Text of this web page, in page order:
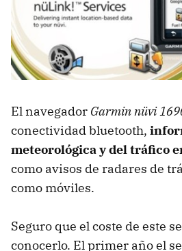
El navegador Garmin nüvi
conectividad bluetooth,
meteorológica y del tráfico
como avisos de radares de
como móviles.
Seguro que el coste de este
conocerlo. El primer año el